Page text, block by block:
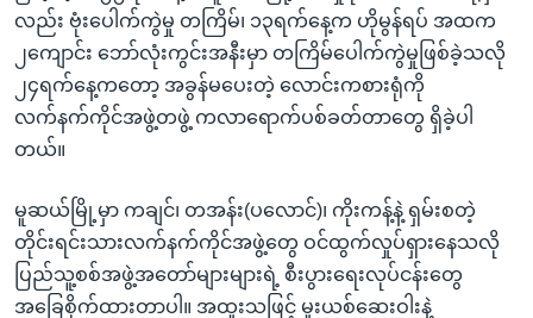
လည်း ဗုံးပေါက်ကွဲမှု တကြိမ်၊ ၁၃ရက်နေ့က ဟိုမွန်ရပ် အထက
၂ကျောင်း ဘော်လုံးကွင်းအနီးမှာ တကြိမ်ပေါက်ကွဲမှုဖြစ်ခဲ့သလို
၂၄ရက်နေ့ကတော့ အခွန်မပေးတဲ့ လောင်းကစားရုံကို
လက်နက်ကိုင်အဖွဲ့တဖွဲ့ ကလာရောက်ပစ်ခတ်တာတွေ ရှိခဲ့ပါ
တယ်။
မူဆယ်မြို့မှာ ကချင်၊ တအန်း(ပလောင်)၊ ကိုးကန့်နဲ့ ရှမ်းစတဲ့
တိုင်းရင်းသားလက်နက်ကိုင်အဖွဲ့တွေ ဝင်ထွက်လှုပ်ရှားနေသလို
ပြည်သူ့စစ်အဖွဲ့အတော်များများရဲ့ စီးပွားရေးလုပ်ငန်းတွေ
အခြေစိုက်ထားတာပါ။ အထူးသဖြင့် မူးယစ်ဆေးဝါးနဲ့